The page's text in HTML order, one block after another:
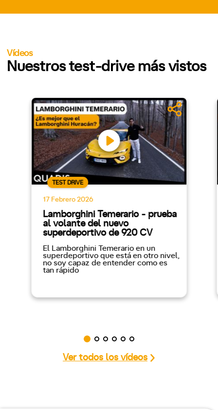
Vídeos
Nuestros test-drive más vistos
TEST DRIVE
17 Febrero 2026
Lamborghini Temerario - prueba
al volante del nuevo
superdeportivo de 920 CV
El Lamborghini Temerario en un
superdeportivo que está en otro nivel,
no soy capaz de entender como es
tan rápido
Ver todos los vídeos